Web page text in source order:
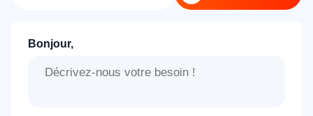
Bonjour,